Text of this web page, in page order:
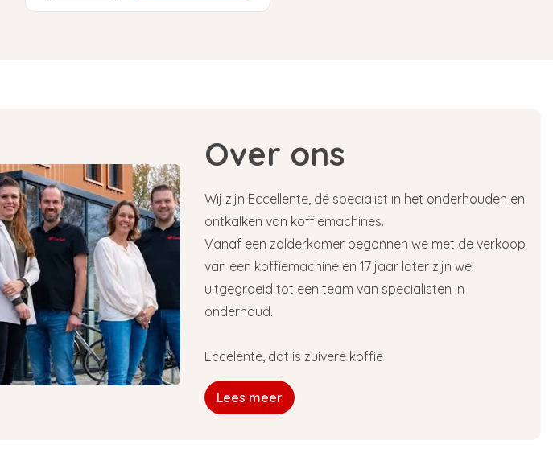
Over ons
Wij zijn Eccellente, dé specialist in het onderhouden en
ontkalken van koffiemachines.
Vanaf een zolderkamer begonnen we met de verkoop
van een koffiemachine en 17 jaar later zijn we
uitgegroeid tot een team van specialisten in
onderhoud.
Eccelente, dat is zuivere koffie
Lees meer